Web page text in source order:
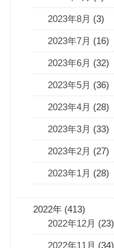
2023年8月 (3)
2023年7月 (16)
2023年6月 (32)
2023年5月 (36)
2023年4月 (28)
2023年3月 (33)
2023年2月 (27)
2023年1月 (28)
2022年 (413)
2022年12月 (23)
2022年11月 (34)